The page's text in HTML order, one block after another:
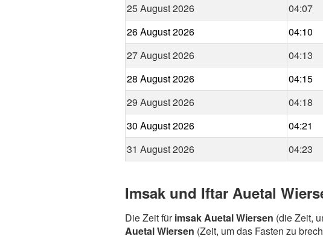
25 August 2026
04:07
26 August 2026
04:10
27 August 2026
04:13
28 August 2026
04:15
29 August 2026
04:18
30 August 2026
04:21
31 August 2026
04:23
Imsak und Iftar Auetal
Die Zeit fürimsak Auetal Wiersen (die Zeit,
Auetal Wiersen (Zeit, um das Fasten zu